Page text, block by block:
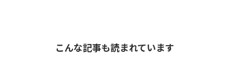
こんな記事も読まれています